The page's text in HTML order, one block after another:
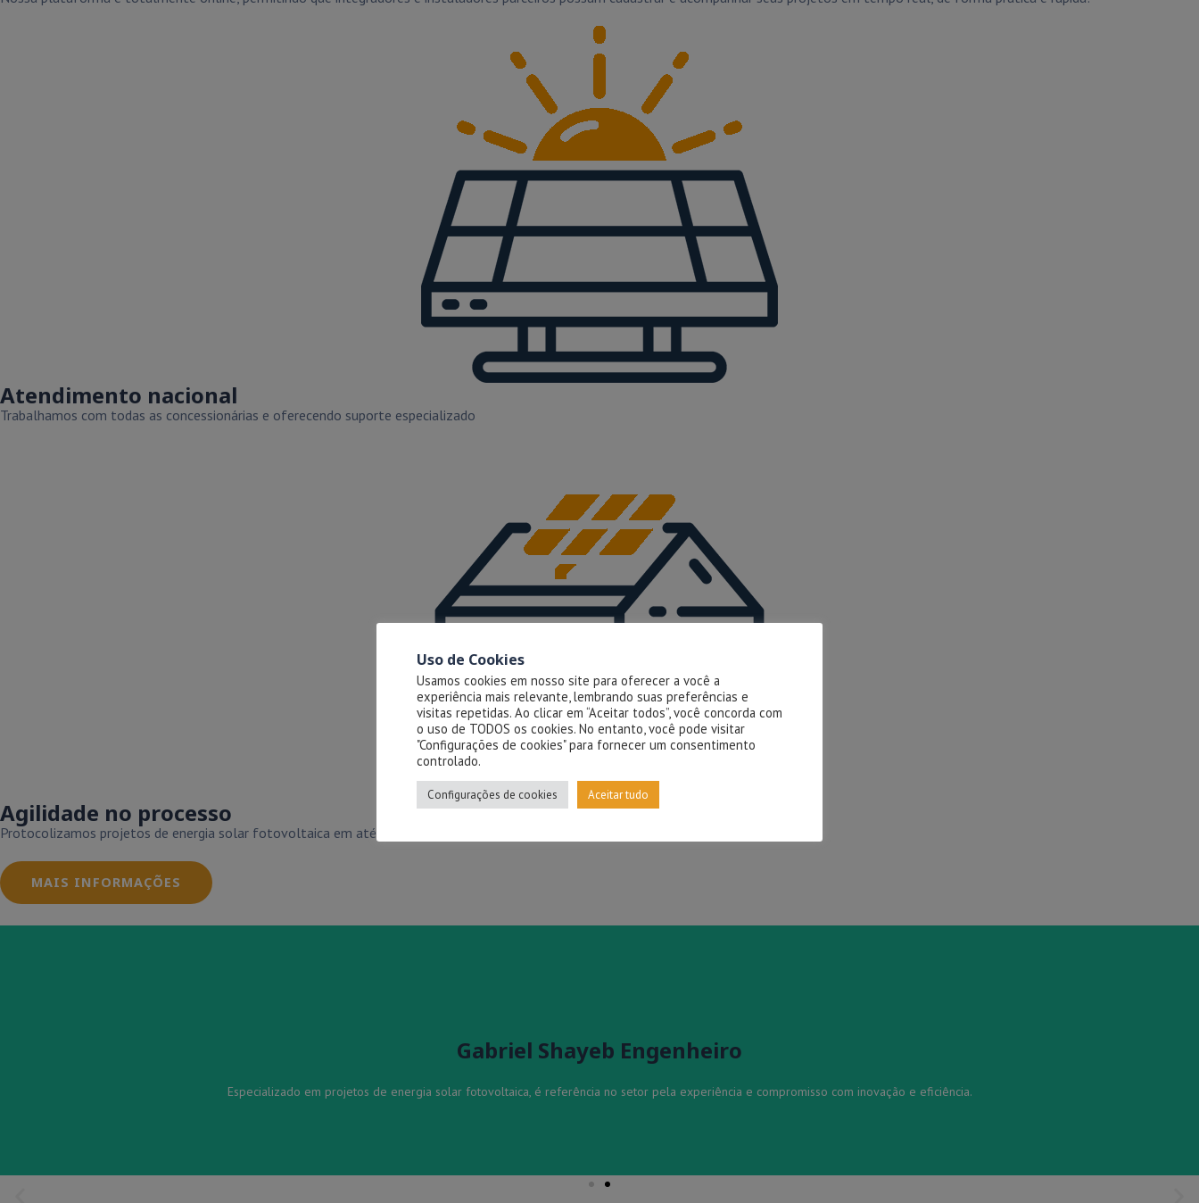
Atendimento nacional
Trabalhamos com todas as concessionárias e oferecendo suporte especializado
Agilidade no processo
Protocolizamos projetos de energia solar fotovoltaica em até 3 dias úteis
MAIS INFORMAÇÕES
Gabriel Shayeb Engenheiro
Especializado em projetos de energia solar fotovoltaica, é referência no setor pela experiência e compromisso com inovação e eficiência.
Uso de Cookies
Usamos cookies em nosso site para oferecer a você a
experiência mais relevante, lembrando suas preferências e
visitas repetidas. Ao clicar em “Aceitar todos”, você concorda com
o uso de TODOS os cookies. No entanto, você pode visitar
"Configurações de cookies" para fornecer um consentimento
controlado.
Configurações de cookies Aceitar tudo